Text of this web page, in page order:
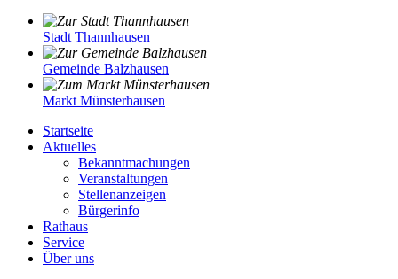
Stadt Thannhausen
Gemeinde Balzhausen
Markt Münsterhausen
Startseite
Aktuelles
Bekanntmachungen
Veranstaltungen
Stellenanzeigen
Bürgerinfo
Rathaus
Service
Über uns